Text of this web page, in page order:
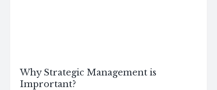
Why Strategic Management is
Imprortant?